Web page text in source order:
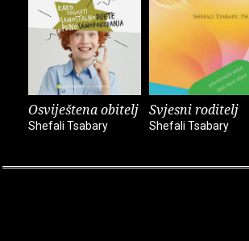
Osviještena obitelj
Shefali Tsabary
Svjesni roditelj
Shefali Tsabary